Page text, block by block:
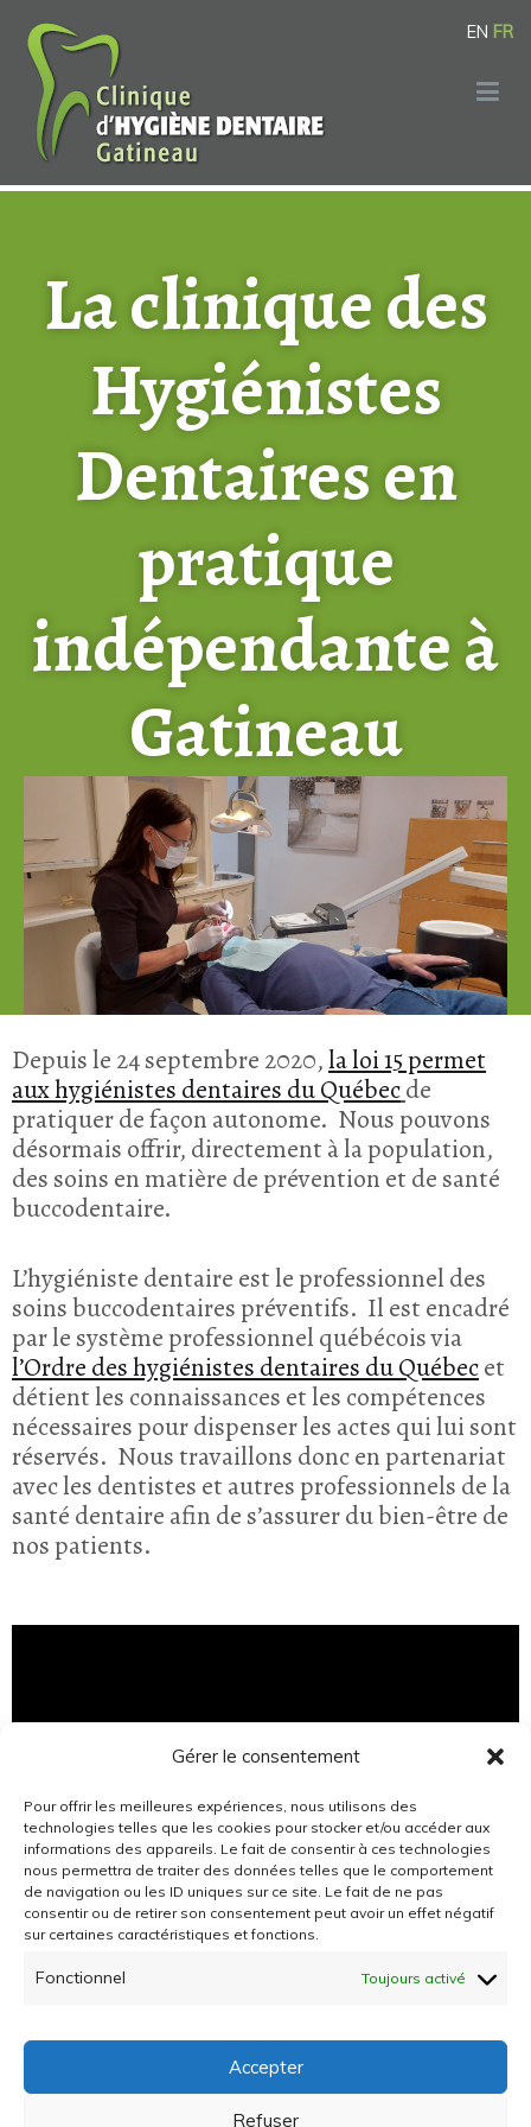
Gérer le consentement
Pour offrir les meilleures expériences, nous utilisons des
technologies telles que les cookies pour stocker et/ou accéder aux
informations des appareils. Le fait de consentir à ces technologies
nous permettra de traiter des données telles que le comportement
de navigation ou les ID uniques sur ce site. Le fait de ne pas
consentir ou de retirer son consentement peut avoir un effet négatif
sur certaines caractéristiques et fonctions.
Fonctionnel Toujours activé
Accepter
Refuser
Clinique d'Hygiène Dentaire Gatineau
La clinique des Hygiènistes Dentaires de Gatineau
La clinique des
Hygiénistes
Dentaires en
pratique
indépendante à
Gatineau
Depuis le 24 septembre 2020,la loi 15 permet
aux hygiénistes dentaires du Québecde
pratiquer de façon autonome. Nous pouvons
désormais offrir, directement à la population,
des soins en matière de prévention et de santé
buccodentaire.
L’hygiéniste dentaire est le professionnel des
soins buccodentaires préventifs. Il est encadré
par le système professionnel québécois via
l’Ordre des hygiénistes dentaires du Québecet
détient les connaissances et les compétences
nécessaires pour dispenser les actes qui lui sont
réservés. Nous travaillons donc en partenariat
avec les dentistes et autres professionnels de la
santé dentaire afin de s’assurer du bien-être de
nos patients.
EN FR